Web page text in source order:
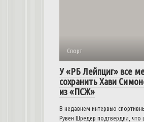
Спорт
У «РБ Лейпциг» все
сохранить Хави
из «ПСЖ»
В недавнем интервью
Рувен Шредер подтвердил, что